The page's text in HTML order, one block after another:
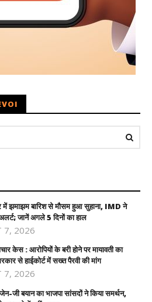
में झमाझम बारिश से मौसम हुआ सुहाना, IMD ने
जानें अगले 5 दिनों का हाल
7, 2026
केस : आरोपियों के बरी होने पर मायावती का
से हाईकोर्ट में सख्त पैरवी की मांग
7, 2026
जी बयान का भाजपा सांसदों ने किया समर्थन,